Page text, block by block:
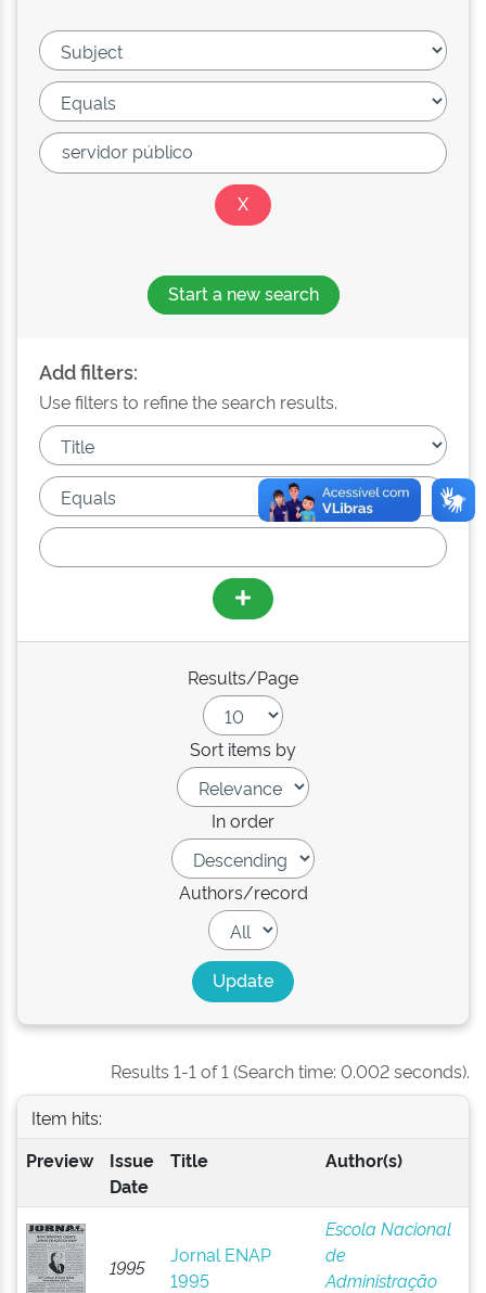
Start a new search
Add filters:
Use filters to refine the search results.
Results/Page
Sort items by
In order
Authors/record
Results 1-1 of 1 (Search time: 0.002 seconds).
Item hits:
Preview
Issue
Date
Title Author(s)
1995
Jornal ENAP
1995
Escola Nacional
de
Administração